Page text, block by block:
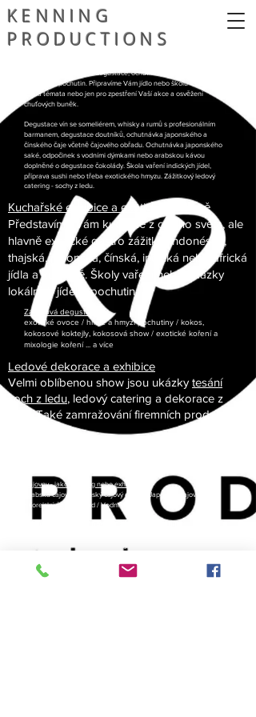
KENNING
PRODUCTIONS
Zajišťujeme různorodé degustace, ochutnávky a catering
exotických pochutin. Připravíme Vám jídlo nebo školu vaření na
různá témata nebo jen pro zpestření Vaší akce a osvěžení
chuťových buněk.
Degustace vín se someliérem, whisky a rumů s profesionálním
barmanem, degustace doutníků, ochutnávka japonského a
čínského čaje včetně čajového obřadu. Ochutnávka japonského
saké, odpočinek s vodními dýmkami nebo arabskou kávou
doplněné o degustace čokolády. Škola vaření indických jídel,
příprava sushi nebo třeba exotického hmyzu. Zážitkový ledový
catering - sochy z ledu.
Kuchařské exhibice a exotické kuchyně
Představíme Vám kuchyně z celého světa, ale
hlavně exotické gastro zážitky. Indonéská,
thajská, japonská, čínská, indická nebo africká
jídla a kuchyně. Školy vaření nebo ukázky
lokálních jídel a pochutin.
Zážitková degustace
exotické ovoce / hmyz a hmyzí pochutiny / kokos,
kokosové koktejly, kokosová show / exotické koření a
mixologie koření ... a více
Ledové dekorace a exhibice
Velmi oblíbenou show jsou ukázky tesání
soch z ledu, ledový catering a dekorace z
ledu. Také zamražování firemních produktů
Čajovny - jako catering nebo exhibice
Arabská čajovna / Čínský čajový obřad / Japonský čajový obřad
/ Korejskýčajový obřad / Vodní dýmky
Degustace - ochutnávky nebo jako catering